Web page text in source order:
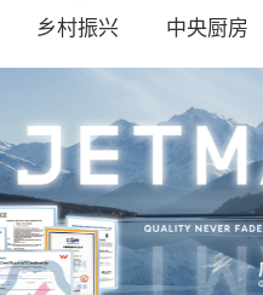
乡村振兴 中央厨房